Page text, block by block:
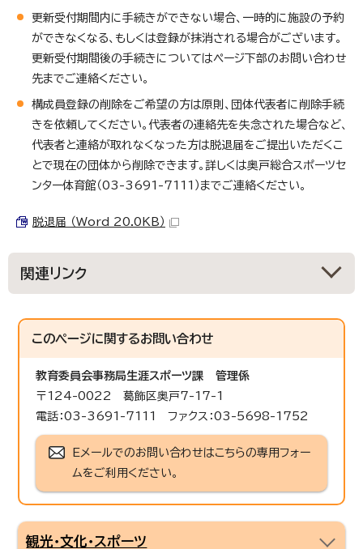
更新受付期間内に手続きができない場合、一時的に施設の予約
ができなくなる、もしくは登録が抹消される場合がございます。
更新受付期間後の手続きについてはページ下部のお問い合わせ
先までご連絡ください。
構成員登録の削除をご希望の方は原則、団体代表者に削除手続
きを依頼してください。代表者の連絡先を失念された場合など、
代表者と連絡が取れなくなった方は脱退届をご提出いただくこ
とで現在の団体から削除できます。詳しくは奥戸総合スポーツセ
ンター体育館（03-3691-7111）までご連絡ください。
脱退届 （Word 20.0KB）
関連リンク
このページに関するお問い合わせ
教育委員会事務局生涯スポーツ課
管理係
〒124-0022 葛飾区奥戸7-17-1
電話：03-3691-7111 ファクス：03-5698-1752
Eメールでのお問い合わせはこちらの専用フォー
ムをご利用ください。
観光・文化・スポーツ